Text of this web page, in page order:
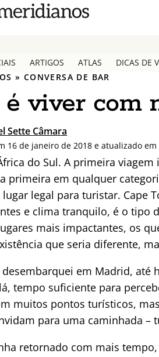
ARTIGOS ATLAS DICAS DE
» CONVERSA DE BAR
viver com
Sette Câmara
16 de janeiro de 2018 e atualizado
do Sul. A primeira
primeira em qualquer
legal para turistar. Cape
e clima tranquilo, é o tipo
mais impactantes, os
que seria diferente,
em Madrid, até
tempo suficiente para
muitos pontos turísticos,
para uma caminhada –
retornado com mais